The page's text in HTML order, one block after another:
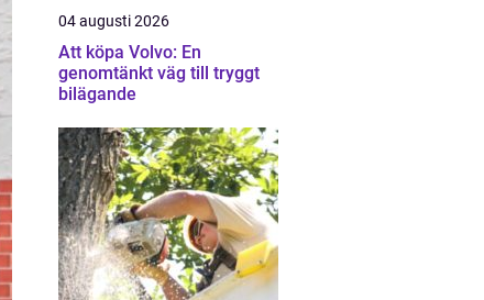
04 augusti 2026
Att köpa Volvo: En
genomtänkt väg till tryggt
bilägande